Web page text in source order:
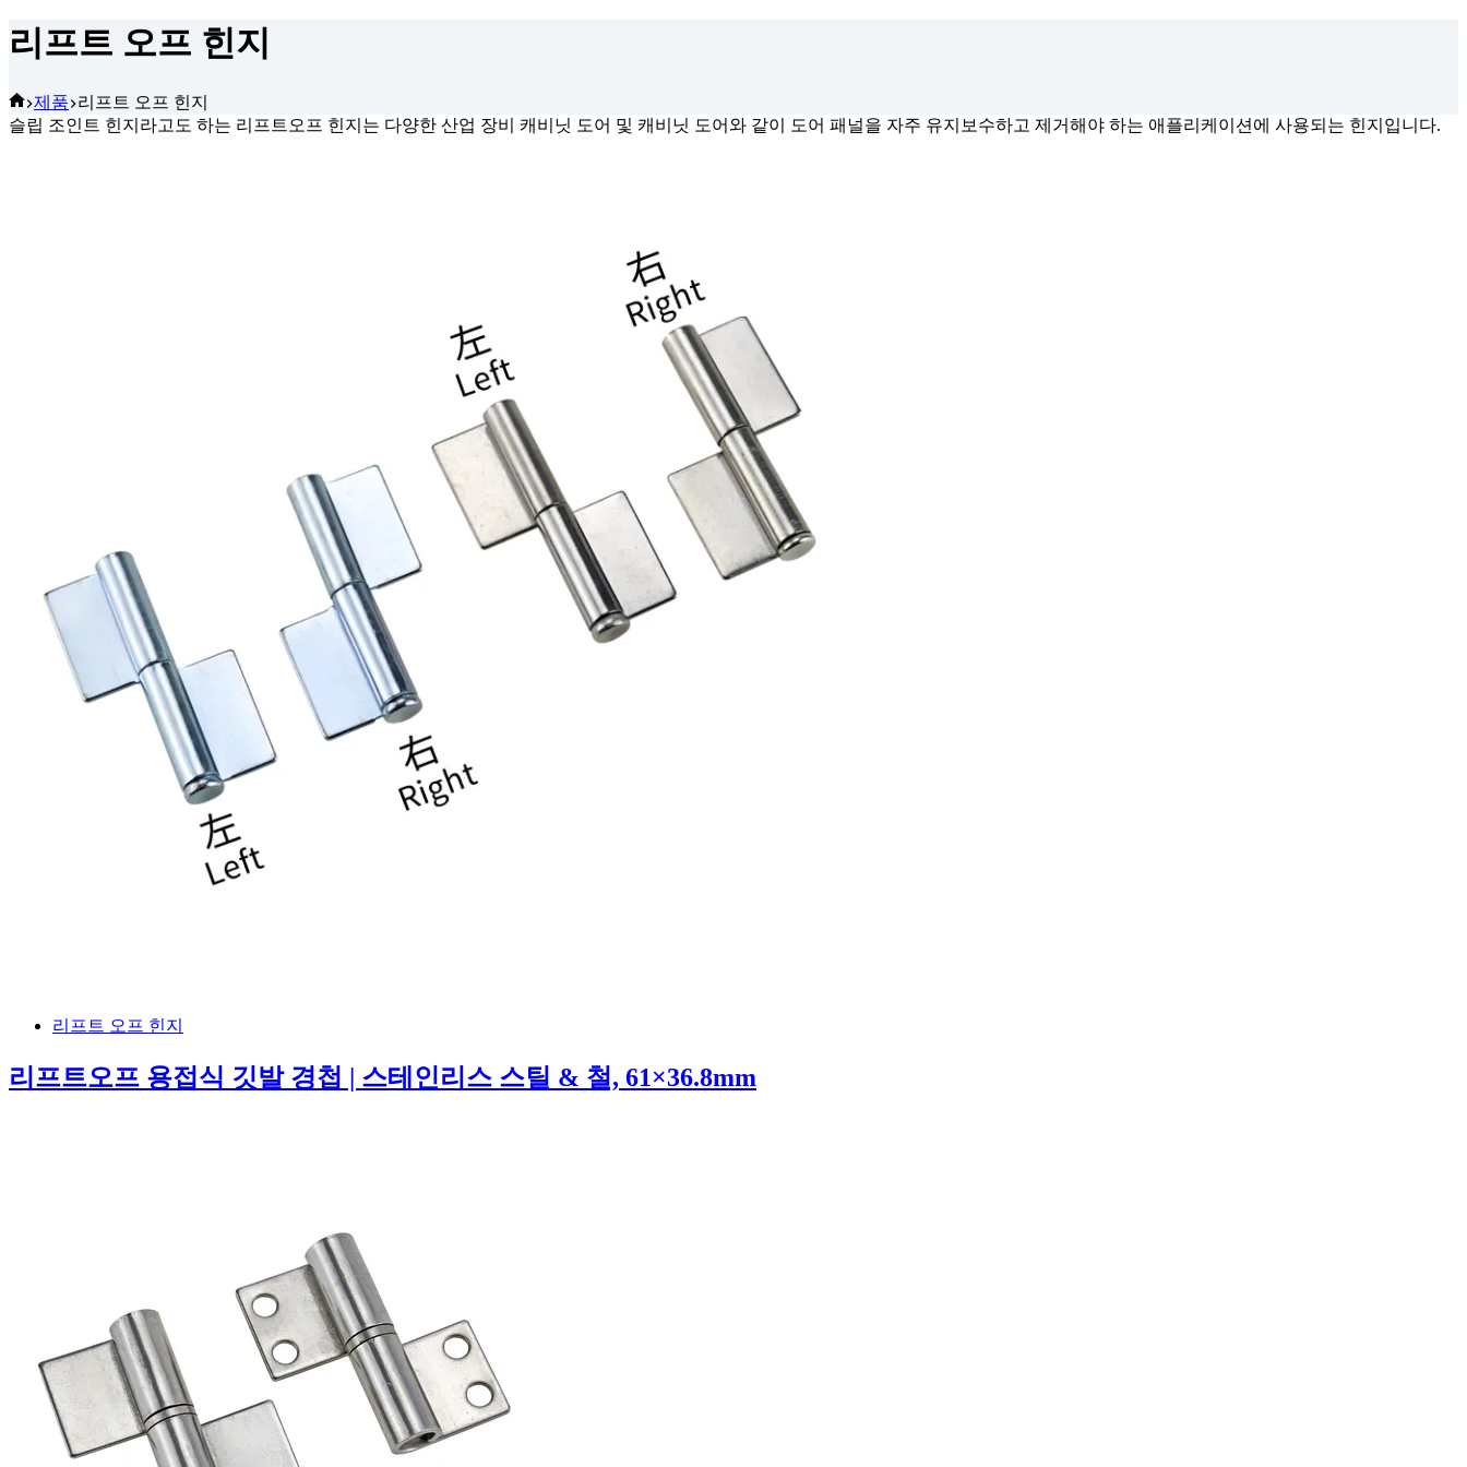
리프트 오프 힌지
홈제품 리프트 오프 힌지
슬립 조인트 힌지라고도 하는 리프트오프 힌지는 다양한 산업 장비 캐비닛 도어 및 캐비닛 도어와 같이 도어 패널을 자주 유지보수하고 제거해야 하는 애플리케이션에 사용되는 힌지입니다.
리프트 오프 힌지
리프트오프 용접식 깃발 경첩 | 스테인리스 스틸 & 철, 61×36.8mm